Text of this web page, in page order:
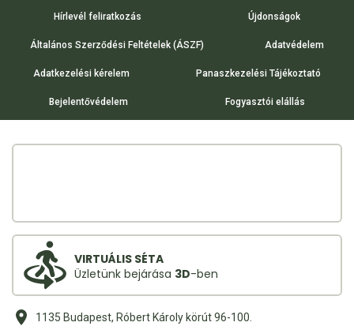
Hírlevél feliratkozás Újdonságok
Általános Szerződési Feltételek (ÁSZF) Adatvédelem
Adatkezelési kérelem Panaszkezelési Tájékoztató
Bejelentővédelem Fogyasztói elállás
VIRTUÁLIS SÉTA
Üzletünk bejárása 3D-ben
1135 Budapest, Róbert Károly körút 96-100.